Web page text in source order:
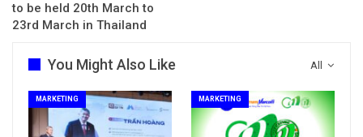
to be held 20th March to
23rd March in Thailand
All
You Might Also Like
MARKETING MARKETING